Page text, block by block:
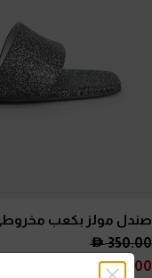
صندل مولز بكعب
350.00
175.00